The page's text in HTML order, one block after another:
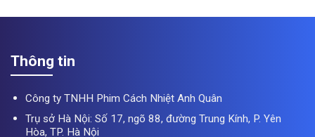
Thông tin
Công ty TNHH Phim Cách Nhiệt Anh Quân
Trụ sở Hà Nội: Số 17, ngõ 88, đường Trung Kính, P. Yên
Hòa, TP. Hà Nội